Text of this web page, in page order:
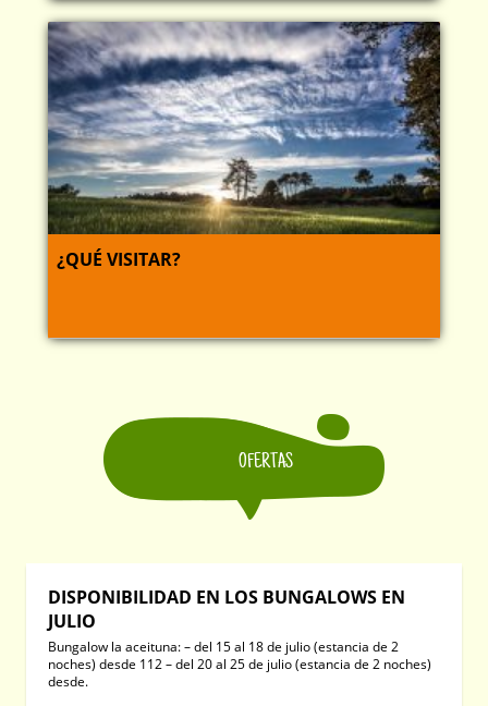
¿QUÉ VISITAR?
OFERTAS
DISPONIBILIDAD EN LOS BUNGALOWS EN
JULIO
Bungalow la aceituna: – del 15 al 18 de julio (estancia de 2
noches) desde 112 – del 20 al 25 de julio (estancia de 2 noches)
desde.